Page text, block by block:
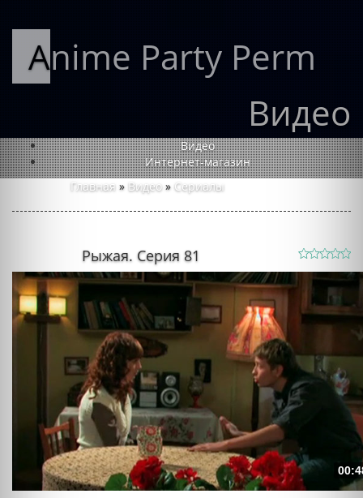
Anime Party Perm
Видео
Видео
Интернет-магазин
Главная » Видео » Сериалы
Рыжая. Серия 81